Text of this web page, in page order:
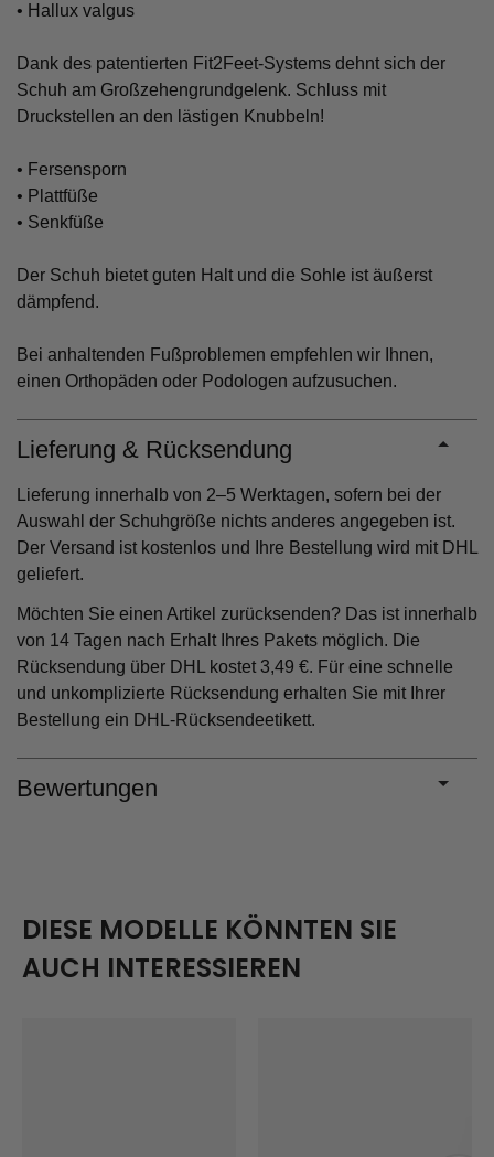
• Hallux valgus
Dank des patentierten Fit2Feet-Systems dehnt sich der
Schuh am Großzehengrundgelenk. Schluss mit
Druckstellen an den lästigen Knubbeln!
• Fersensporn
• Plattfüße
• Senkfüße
Der Schuh bietet guten Halt und die Sohle ist äußerst
dämpfend.
Bei anhaltenden Fußproblemen empfehlen wir Ihnen,
einen Orthopäden oder Podologen aufzusuchen.
Lieferung & Rücksendung
Lieferung innerhalb von 2–5 Werktagen, sofern bei der
Auswahl der Schuhgröße nichts anderes angegeben ist.
Der Versand ist kostenlos und Ihre Bestellung wird mit DHL
geliefert.
Möchten Sie einen Artikel zurücksenden? Das ist innerhalb
von 14 Tagen nach Erhalt Ihres Pakets möglich. Die
Rücksendung über DHL kostet 3,49 €. Für eine schnelle
und unkomplizierte Rücksendung erhalten Sie mit Ihrer
Bestellung ein DHL-Rücksendeetikett.
Bewertungen
DIESE MODELLE KÖNNTEN SIE
AUCH INTERESSIEREN